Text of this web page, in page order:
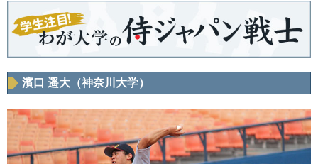
濱口 遥大（神奈川大学）